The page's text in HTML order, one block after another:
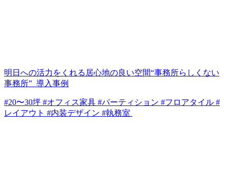
明日への活力をくれる居心地の良い空間“事務所らしくない
事務所”_導入事例
#20〜30坪 #オフィス家具 #パーティション #フロアタイル #
レイアウト #内装デザイン #執務室